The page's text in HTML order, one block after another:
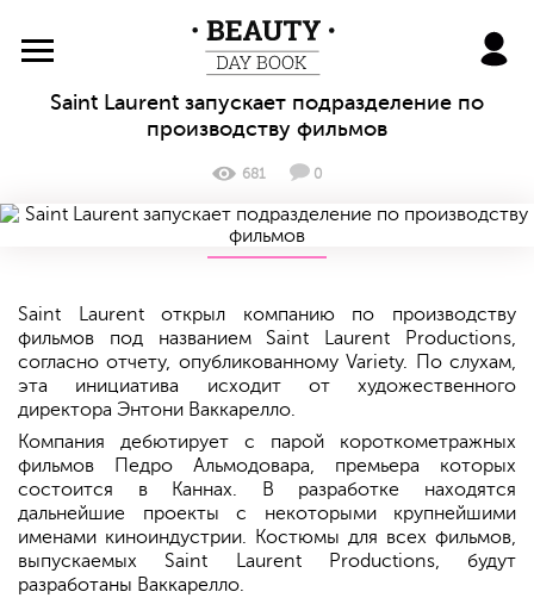
BeautyDayBook
Saint Laurent запускает подразделение по
производству фильмов
681 0
Saint Laurent открыл компанию по производству
фильмов под названием Saint Laurent Productions,
согласно отчету, опубликованному Variety. По слухам,
эта инициатива исходит от художественного
директора Энтони Ваккарелло.
Компания дебютирует с парой короткометражных
фильмов Педро Альмодовара, премьера которых
состоится в Каннах. В разработке находятся
дальнейшие проекты с некоторыми крупнейшими
именами киноиндустрии. Костюмы для всех фильмов,
выпускаемых Saint Laurent Productions, будут
разработаны Ваккарелло.